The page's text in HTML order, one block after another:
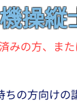
操縦
みの方、ま
ちの方向けの